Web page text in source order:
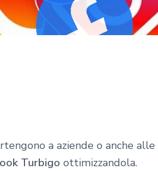
a aziende o anche alle
Turbigo ottimizzandola.